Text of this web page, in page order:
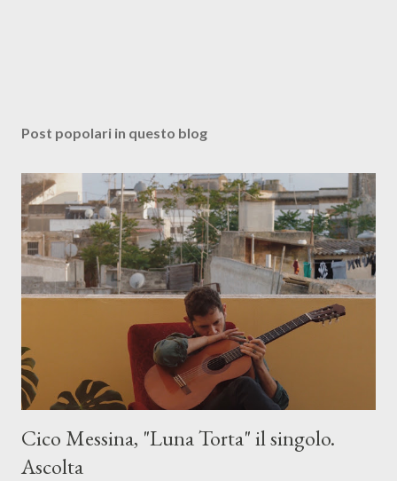
Post popolari in questo blog
Cico Messina, "Luna Torta" il singolo.
Ascolta